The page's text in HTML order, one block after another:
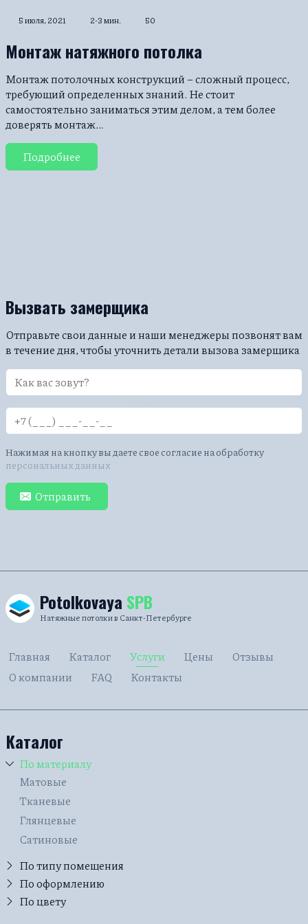
5 июля, 2021 2-3 мин. 50
Монтаж натяжного потолка
Монтаж потолочных конструкций – сложный процесс,
требующий определенных знаний. Не стоит
самостоятельно заниматься этим делом, а тем более
доверять монтаж…
Подробнее
Вызвать замерщика
Отправьте свои данные и наши менеджеры позвонят вам
в течение дня, чтобы уточнить детали вызова замерщика
Нажимая на кнопку вы даете свое согласие на обработку
персональных данных
Отправить
Potolkovaya SPB
Натяжные потолки в Санкт-Петербурге
Главная Каталог Услуги Цены
Отзывы
О компании
FAQ Контакты
Каталог
По материалу
Матовые
Тканевые
Глянцевые
Сатиновые
По типу помещения
Для дачи
В прихожую
По оформлению
Бесшовные
По цвету